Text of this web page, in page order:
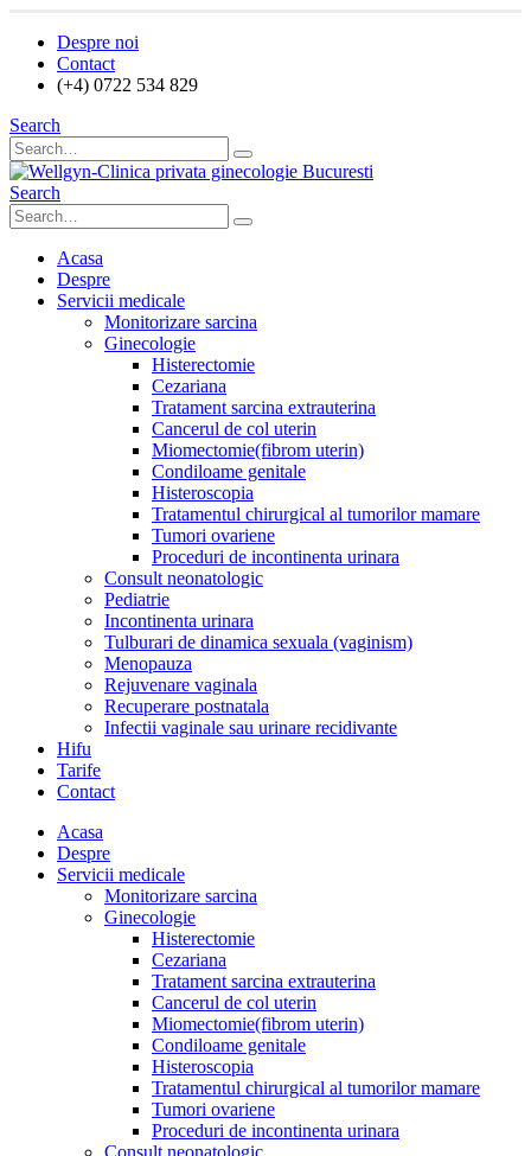
Despre noi
Contact
(+4) 0722 534 829
Search
Search
Acasa
Despre
Servicii medicale
Monitorizare sarcina
Ginecologie
Histerectomie
Cezariana
Tratament sarcina extrauterina
Cancerul de col uterin
Miomectomie(fibrom uterin)
Condiloame genitale
Histeroscopia
Tratamentul chirurgical al tumorilor mamare
Tumori ovariene
Proceduri de incontinenta urinara
Consult neonatologic
Pediatrie
Incontinenta urinara
Tulburari de dinamica sexuala (vaginism)
Menopauza
Rejuvenare vaginala
Recuperare postnatala
Infectii vaginale sau urinare recidivante
Hifu
Tarife
Contact
Acasa
Despre
Servicii medicale
Monitorizare sarcina
Ginecologie
Histerectomie
Cezariana
Tratament sarcina extrauterina
Cancerul de col uterin
Miomectomie(fibrom uterin)
Condiloame genitale
Histeroscopia
Tratamentul chirurgical al tumorilor mamare
Tumori ovariene
Proceduri de incontinenta urinara
Consult neonatologic